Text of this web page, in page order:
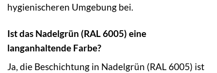
hygienischeren Umgebung bei.
Ist das Nadelgrün (RAL 6005) eine
langanhaltende Farbe?
Ja, die Beschichtung in Nadelgrün (RAL 6005) ist